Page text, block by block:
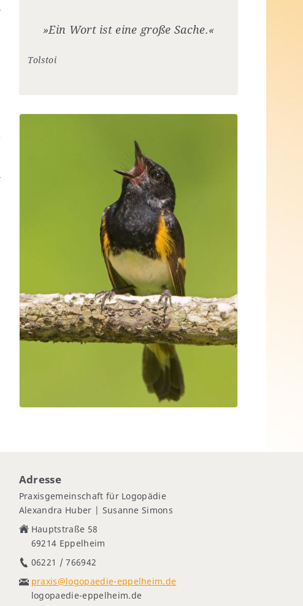
»Ein Wort ist eine große Sache.«
Tolstoi
Adresse
Praxisgemeinschaft für Logopädie
Alexandra Huber | Susanne Simons
Hauptstraße 58
69214 Eppelheim
06221 / 766942
praxis@logopaedie-eppelheim.de
logopaedie-eppelheim.de